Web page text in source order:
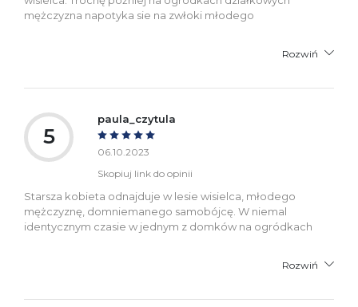
mężczyzna napotyka sie na zwłoki młodego
Rozwiń
5
paula_czytula
06.10.2023
Skopiuj link do opinii
Starsza kobieta odnajduje w lesie wisielca, młodego
mężczyznę, domniemanego samobójcę. W niemal
identycznym czasie w jednym z domków na ogródkach
Rozwiń